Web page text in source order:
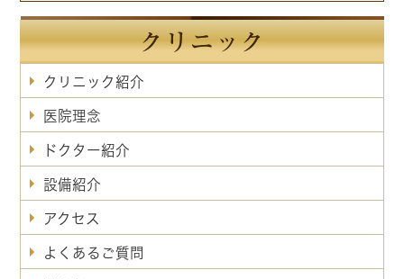
クリニック
クリニック紹介
医院理念
ドクター紹介
設備紹介
アクセス
よくあるご質問